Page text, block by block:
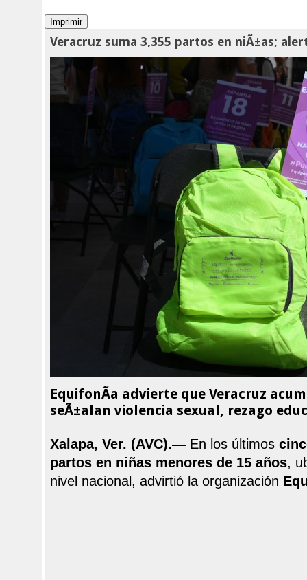
Veracruz suma 3,355 partos en niÃ±as;
EquifonÃ­a advierte que Veracruz
seÃ±alan violencia sexual, rezago
Xalapa, Ver. (AVC).— En los últimos
partos en niñas menores de 15 años,
nivel nacional, advirtió la organización